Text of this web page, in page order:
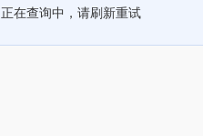
正在查询中，请刷新重试